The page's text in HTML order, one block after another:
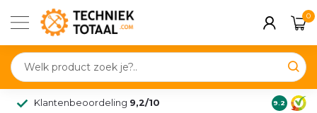
0
Klantenbeoordeling 9,2/10 9.2